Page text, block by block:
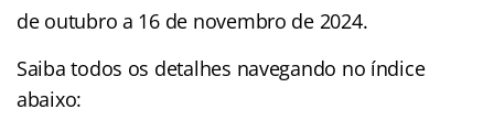
de outubro a 16 de novembro de 2024.
Saiba todos os detalhes navegando no índice
abaixo: